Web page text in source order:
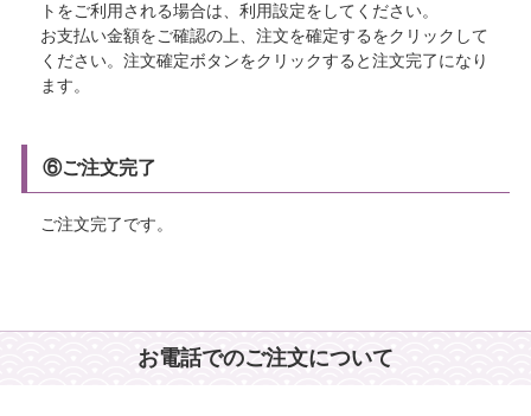
トをご利用される場合は、利用設定をしてください。
お支払い金額をご確認の上、注文を確定するをクリックして
ください。注文確定ボタンをクリックすると注文完了になり
ます。
⑥ご注文完了
ご注文完了です。
お電話でのご注文について